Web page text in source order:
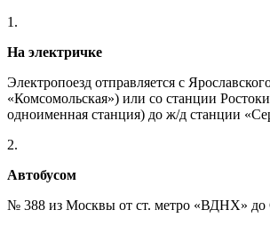
1.
На электричке
Электропоезд отправляется с
«Комсомольская») или со станции
одноименная станция) до ж/д станции
2.
Автобусом
№ 388 из Москвы от ст. метро «ВДНХ» до